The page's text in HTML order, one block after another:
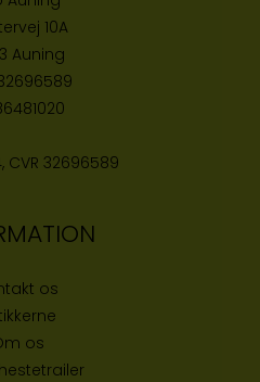
10A
Auning
CVR 32696589
os
rne
os